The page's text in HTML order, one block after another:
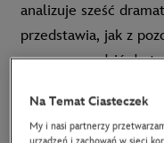
analizuje sześć
przedstawia, jak z
mogą prowadzić do
Kolejną ciekawą
Na Temat Ciasteczek
My i nasi partnerzy